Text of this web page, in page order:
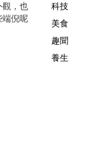
科技
美食
趣聞
養生
觀，也
端倪呢